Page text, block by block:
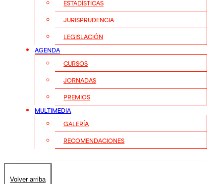
ESTADÍSTICAS
JURISPRUDENCIA
LEGISLACIÓN
AGENDA
CURSOS
JORNADAS
PREMIOS
MULTIMEDIA
GALERÍA
RECOMENDACIONES
Volver arriba